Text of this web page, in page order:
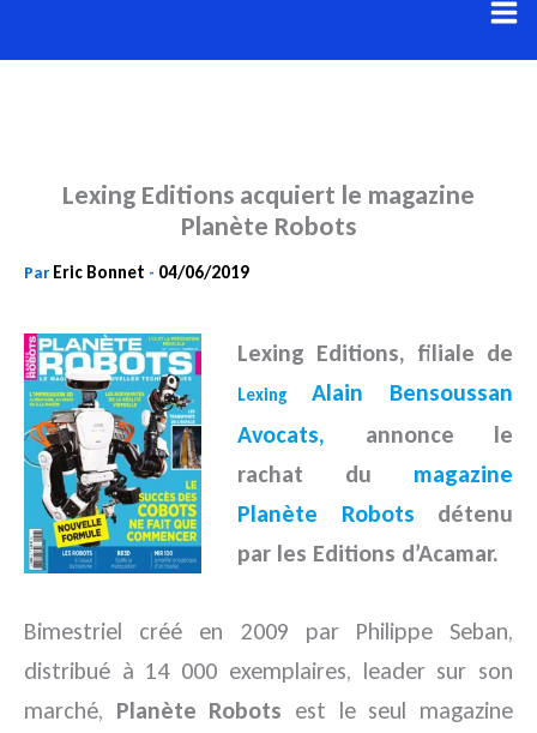
au
Lexing Editions acquiert le magazine
Planète Robots
Par Eric Bonnet - 04/06/2019
Lexing Editions, filiale de
Lexing Alain Bensoussan
Avocats, annonce le
rachat du magazine
Planète Robots détenu
par les Editions d’Acamar.
Bimestriel créé en 2009 par Philippe Seban,
distribué à 14 000 exemplaires, leader sur son
marché, Planète Robots est le seul magazine